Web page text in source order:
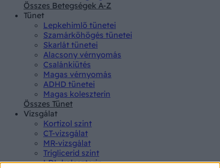
Összes Betegségek A-Z
Tünet
Lepkehimlő tünetei
Szamárköhögés tünetei
Skarlát tünetei
Alacsony vérnyomás
Csalánkiütés
Magas vérnyomás
ADHD tünetei
Magas koleszterin
Összes Tünet
Vizsgálat
Kortizol szint
CT-vizsgálat
MR-vizsgálat
Triglicerid szint
LDL-koleszterin